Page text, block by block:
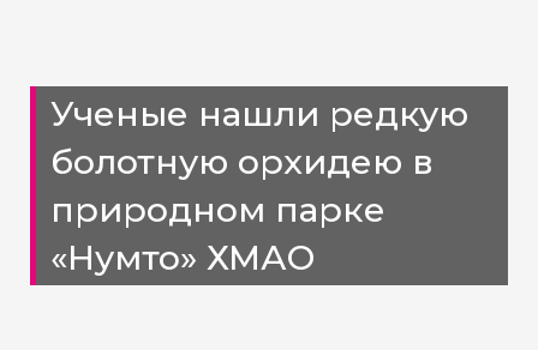
Ученые нашли редкую
болотную орхидею в
природном парке
«Нумто» ХМАО